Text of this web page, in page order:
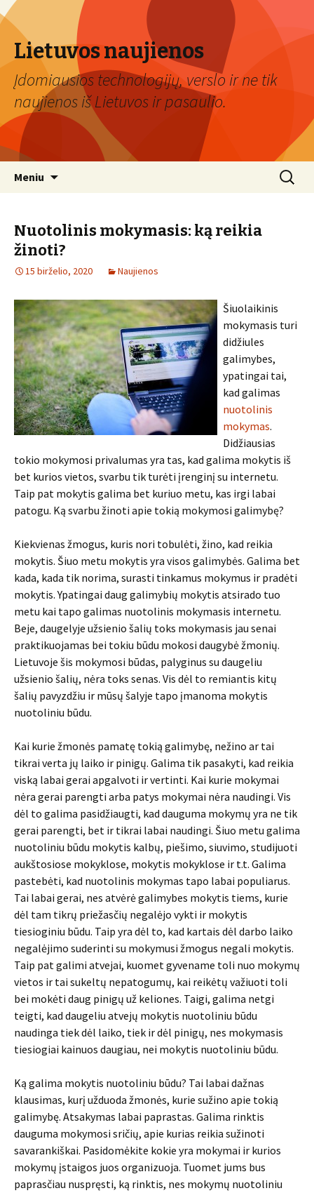
Lietuvos naujienos
Įdomiausios technologijų, verslo ir ne tik
naujienos iš Lietuvos ir pasaulio.
Meniu Ieškoti:
Nuotolinis mokymasis: ką reikia
žinoti?
15 birželio, 2020 Naujienos
Šiuolaikinis
mokymasis turi
didžiules
galimybes,
ypatingai tai,
kad galimas
nuotolinis
mokymas.
Didžiausias
tokio mokymosi privalumas yra tas, kad galima mokytis iš
bet kurios vietos, svarbu tik turėti įrenginį su internetu.
Taip pat mokytis galima bet kuriuo metu, kas irgi labai
patogu. Ką svarbu žinoti apie tokią mokymosi galimybę?
Kiekvienas žmogus, kuris nori tobulėti, žino, kad reikia
mokytis. Šiuo metu mokytis yra visos galimybės. Galima bet
kada, kada tik norima, surasti tinkamus mokymus ir pradėti
mokytis. Ypatingai daug galimybių mokytis atsirado tuo
metu kai tapo galimas nuotolinis mokymasis internetu.
Beje, daugelyje užsienio šalių toks mokymasis jau senai
praktikuojamas bei tokiu būdu mokosi daugybė žmonių.
Lietuvoje šis mokymosi būdas, palyginus su daugeliu
užsienio šalių, nėra toks senas. Vis dėl to remiantis kitų
šalių pavyzdžiu ir mūsų šalyje tapo įmanoma mokytis
nuotoliniu būdu.
Kai kurie žmonės pamatę tokią galimybę, nežino ar tai
tikrai verta jų laiko ir pinigų. Galima tik pasakyti, kad reikia
viską labai gerai apgalvoti ir vertinti. Kai kurie mokymai
nėra gerai parengti arba patys mokymai nėra naudingi. Vis
dėl to galima pasidžiaugti, kad dauguma mokymų yra ne tik
gerai parengti, bet ir tikrai labai naudingi. Šiuo metu galima
nuotoliniu būdu mokytis kalbų, piešimo, siuvimo, studijuoti
aukštosiose mokyklose, mokytis mokyklose ir t.t. Galima
pastebėti, kad nuotolinis mokymas tapo labai populiarus.
Tai labai gerai, nes atvėrė galimybes mokytis tiems, kurie
dėl tam tikrų priežasčių negalėjo vykti ir mokytis
tiesioginiu būdu. Taip yra dėl to, kad kartais dėl darbo laiko
negalėjimo suderinti su mokymusi žmogus negali mokytis.
Taip pat galimi atvejai, kuomet gyvename toli nuo mokymų
vietos ir tai sukeltų nepatogumų, kai reikėtų važiuoti toli
bei mokėti daug pinigų už keliones. Taigi, galima netgi
teigti, kad daugeliu atvejų mokytis nuotoliniu būdu
naudinga tiek dėl laiko, tiek ir dėl pinigų, nes mokymasis
tiesiogiai kainuos daugiau, nei mokytis nuotoliniu būdu.
Ką galima mokytis nuotoliniu būdu? Tai labai dažnas
klausimas, kurį užduoda žmonės, kurie sužino apie tokią
galimybę. Atsakymas labai paprastas. Galima rinktis
dauguma mokymosi sričių, apie kurias reikia sužinoti
savarankiškai. Pasidomėkite kokie yra mokymai ir kurios
mokymų įstaigos juos organizuoja. Tuomet jums bus
paprasčiau nuspręsti, ką rinktis, nes mokymų nuotoliniu